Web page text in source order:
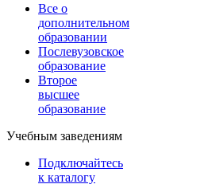
Все о
дополнительном
образовании
Послевузовское
образование
Второе
высшее
образование
Учебным заведениям
Подключайтесь
к каталогу